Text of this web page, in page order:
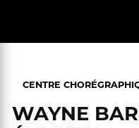
CENTRE
WAYNE BARBASTE À SAINT-